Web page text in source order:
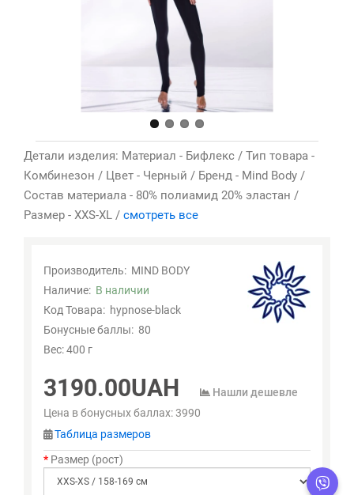
Детали изделия: Материал - Бифлекс / Тип товара -
Комбинезон / Цвет - Черный / Бренд - Mind Body /
Состав материала - 80% полиамид 20% эластан /
Размер - XXS-XL / смотреть все
Производитель: MIND BODY
Наличие: В наличии
Код Товара: hypnose-black
Бонусные баллы: 80
Вес: 400 г
3190.00UAH
Нашли дешевле
Цена в бонусных баллах:3990
Таблица размеров
Размер (рост)